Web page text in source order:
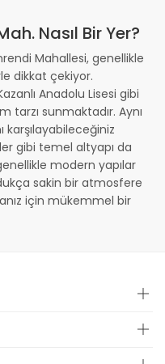
Nasıl Bir Yer?
Mahallesi, genellikle
dikkat çekiyor.
Anadolu Lisesi gibi
tarzı sunmaktadır. Aynı
karşılayabileceğiniz
gibi temel altyapı da
modern yapılar
sakin bir atmosfere
için mükemmel bir